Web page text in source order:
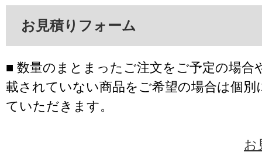
お見積りフォーム
■ 数量のまとまったご注文をご予定の場合
載されていない商品をご希望の場合は個別
ていただきます。
お